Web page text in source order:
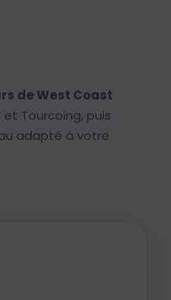
de West Coast
Tourcoing, puis
adapté à votre